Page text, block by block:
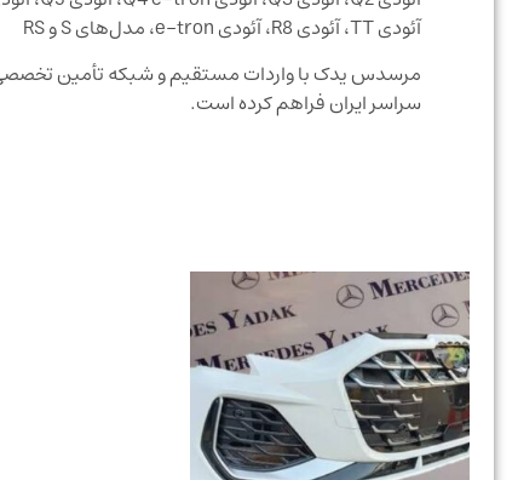
آئودی TT، آئودی R8، آئودی e-tron، مدل‌های S و RS
مرسدس یدک با واردات مستقیم و شبکه تأمین تخصصی
سراسر ایران فراهم کرده است.